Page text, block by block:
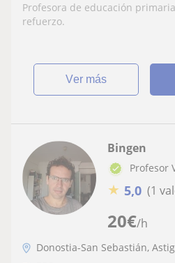
Profesora de educación
refuerzo.
ver más
20€/h
Bingen
Profesor
★ 5,0 (1
Donostia-San Sebastián,